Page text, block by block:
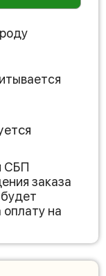
СБП
заказа
на